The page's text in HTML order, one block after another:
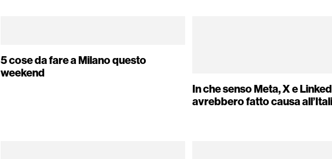
5 cose da fare a Milano questo
weekend
In che senso Meta, X e
avrebbero fatto causa